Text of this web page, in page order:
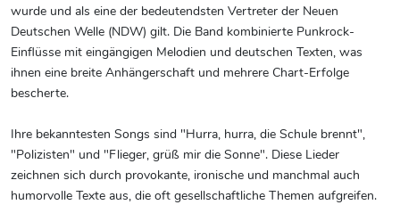
wurde und als eine der bedeutendsten Vertreter der Neuen
Deutschen Welle (NDW) gilt. Die Band kombinierte Punkrock-
Einflüsse mit eingängigen Melodien und deutschen Texten, was
ihnen eine breite Anhängerschaft und mehrere Chart-Erfolge
bescherte.
Ihre bekanntesten Songs sind "Hurra, hurra, die Schule brennt",
"Polizisten" und "Flieger, grüß mir die Sonne". Diese Lieder
zeichnen sich durch provokante, ironische und manchmal auch
humorvolle Texte aus, die oft gesellschaftliche Themen aufgreifen.